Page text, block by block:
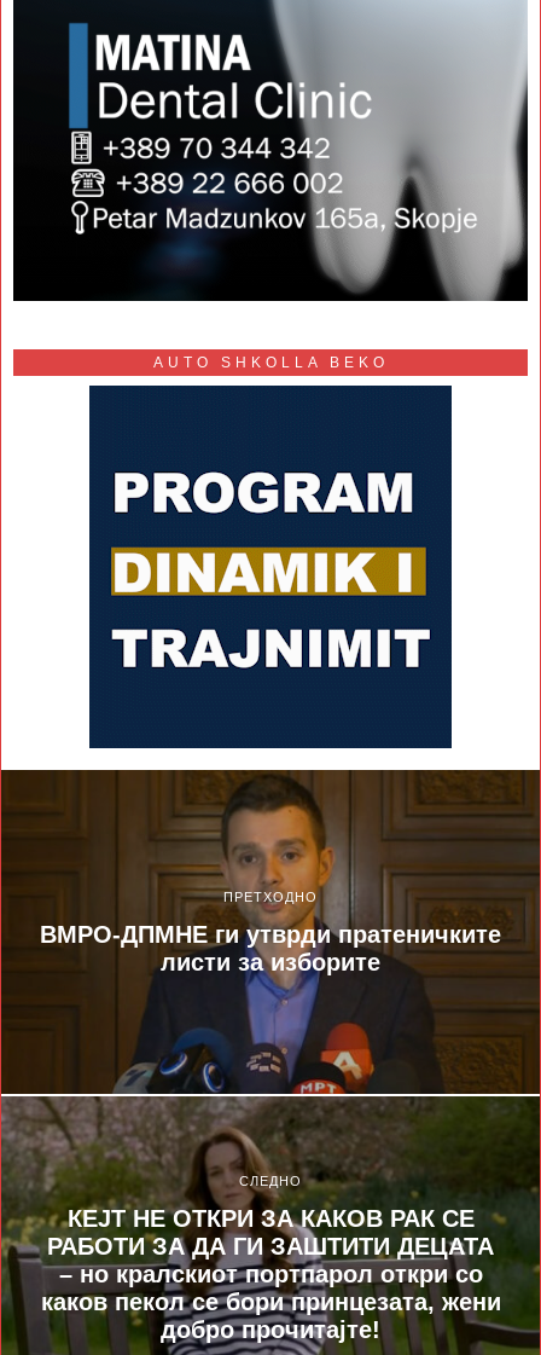
AUTO SHKOLLA BEKO
ПРЕТХОДНО
ВМРО-ДПМНЕ ги утврди пратеничките
листи за изборите
СЛЕДНО
КЕЈТ НЕ ОТКРИ ЗА КАКОВ РАК СЕ
РАБОТИ ЗА ДА ГИ ЗАШТИТИ ДЕЦАТА
– но кралскиот портпарол откри со
каков пекол се бори принцезата, жени
добро прочитајте!